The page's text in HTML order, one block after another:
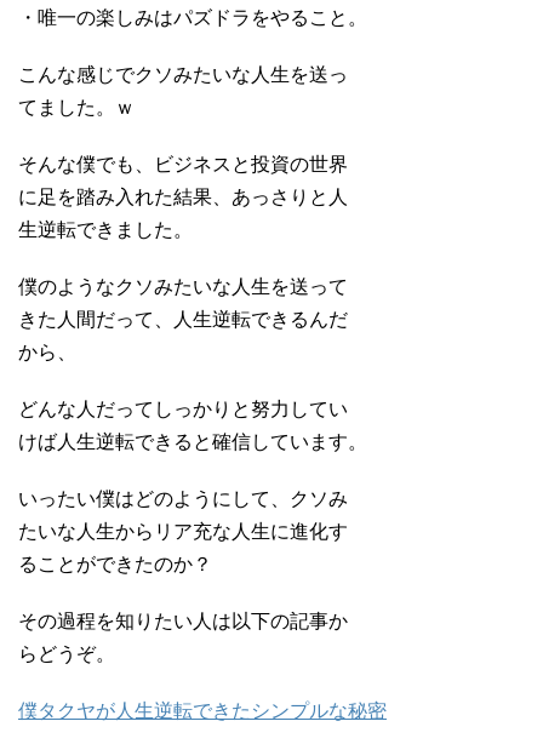
・唯一の楽しみはパズドラをやること。
こんな感じでクソみたいな人生を送っ
てました。ｗ
そんな僕でも、ビジネスと投資の世界
に足を踏み入れた結果、あっさりと人
生逆転できました。
僕のようなクソみたいな人生を送って
きた人間だって、人生逆転できるんだ
から、
どんな人だってしっかりと努力してい
けば人生逆転できると確信しています。
いったい僕はどのようにして、クソみ
たいな人生からリア充な人生に進化す
ることができたのか？
その過程を知りたい人は以下の記事か
らどうぞ。
僕タクヤが人生逆転できたシンプルな秘密